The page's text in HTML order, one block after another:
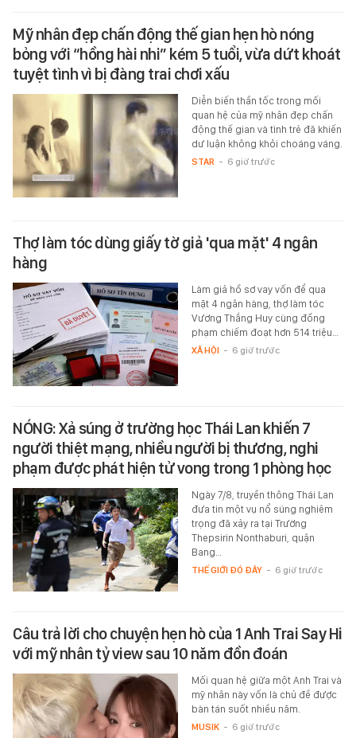
Mỹ nhân đẹp chấn động thế gian hẹn hò nóng
bỏng với “hồng hài nhi” kém 5 tuổi, vừa dứt khoát
tuyệt tình vì bị đàng trai chơi xấu
Diễn biến thần tốc trong mối
quan hệ của mỹ nhân đẹp chấn
động thế gian và tình trẻ đã khiến
dư luận không khỏi choáng váng.
STAR - 6 giờ trước
Thợ làm tóc dùng giấy tờ giả 'qua mặt' 4 ngân
hàng
Làm giả hồ sơ vay vốn để qua
mặt 4 ngân hàng, thợ làm tóc
Vương Thắng Huy cùng đồng
phạm chiếm đoạt hơn 514 triệu…
XÃ HỘI - 6 giờ trước
NÓNG: Xả súng ở trường học Thái Lan khiến 7
người thiệt mạng, nhiều người bị thương, nghi
phạm được phát hiện tử vong trong 1 phòng học
Ngày 7/8, truyền thông Thái Lan
đưa tin một vụ nổ súng nghiêm
trọng đã xảy ra tại Trường
Thepsirin Nonthaburi, quận
Bang…
THẾ GIỚI ĐÓ ĐÂY - 6 giờ trước
Câu trả lời cho chuyện hẹn hò của 1 Anh Trai Say Hi
với mỹ nhân tỷ view sau 10 năm đồn đoán
Mối quan hệ giữa một Anh Trai và
mỹ nhân này vốn là chủ đề được
bàn tán suốt nhiều năm.
MUSIK - 6 giờ trước